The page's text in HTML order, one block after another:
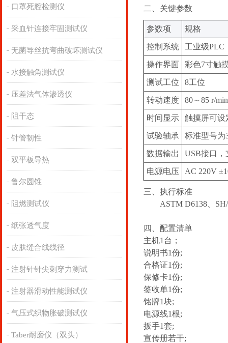
口罩死腔检测仪
采血针连接牢固测试仪
无菌导丝抗弯曲破坏测试仪
水接触角测试仪
压差法气体渗透仪
阻干态
针管韧性
双平板导热
鲁尔圆锥
阻燃测试仪
纸张透气度
皮肤缝合线线径
注射针针尖刺穿力测试
注射器滑动性能测试仪
气压式织物胀破测试仪
Taber耐磨仪（双头）
‌二、关键参数
参数项 规格
控制系统 工业级PLC
操作界面 彩色7寸触
测试工位 8工位
转动速度 80～85 r/min
时间显示 触摸屏可设
试验轴承 标准型号为
数据输出 USB接口，
电源电压 AC 220V
三、 执行标准
ASTM D6138‌、‌
四、配置清单
主机1台；
说明书1份;
合格证1份;
保修卡1份;
签收单1份;
铭牌1块;
电源线1根;
扳手1套;
宣传册若干;